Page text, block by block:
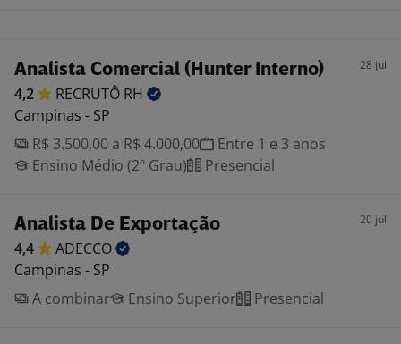
Analista Comercial (Hunter Interno) 28 jul
4,2 RECRUTÔ RH
Campinas - SP
R$ 3.500,00 a R$ 4.000,00
Entre 1 e 3 anos
Ensino Médio (2º Grau)
Presencial
Analista De Exportação 20 jul
4,4
ADECCO
Campinas - SP
A combinar
Ensino Superior Presencial